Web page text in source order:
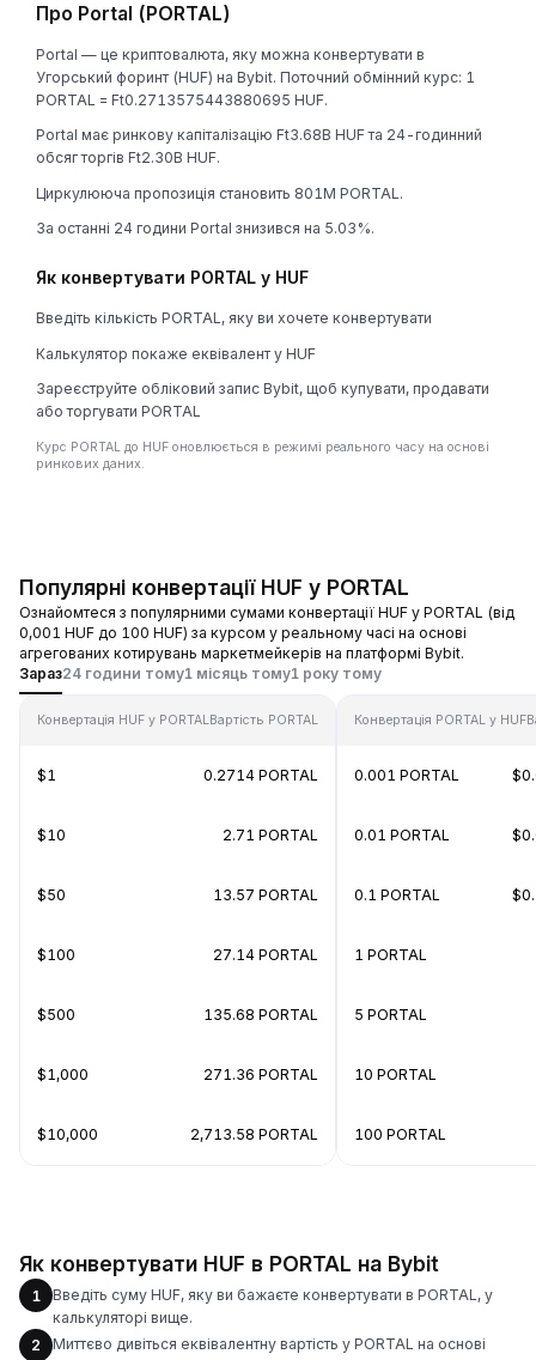
Про Portal (PORTAL)
Portal — це криптовалюта, яку можна конвертувати в
Угорський форинт (HUF) на Bybit. Поточний обмінний курс: 1
PORTAL = Ft0.2713575443880695 HUF.
Portal має ринкову капіталізацію Ft3.68B HUF та 24-годинний
обсяг торгів Ft2.30B HUF.
Циркулююча пропозиція становить 801M PORTAL.
За останні 24 години Portal знизився на 5.03%.
Як конвертувати PORTAL у HUF
Введіть кількість PORTAL, яку ви хочете конвертувати
Калькулятор покаже еквівалент у HUF
Зареєструйте обліковий запис Bybit, щоб купувати, продавати
або торгувати PORTAL
Курс PORTAL до HUF оновлюється в режимі реального часу на основі
ринкових даних.
Популярні конвертації HUF у PORTAL
Ознайомтеся з популярними сумами конвертації HUF у PORTAL (від
0,001 HUF до 100 HUF) за курсом у реальному часі на основі
агрегованих котирувань маркетмейкерів на платформі Bybit.
Зараз24 години тому1 місяць тому1 року тому
Конвертація HUF у PORTALВартість PORTAL
$1 0.2714 PORTAL
$10 2.71 PORTAL
$50 13.57 PORTAL
$100 27.14 PORTAL
$500 135.68 PORTAL
$1,000 271.36 PORTAL
$10,000 2,713.58 PORTAL
Конвертація PORTAL у HUF
0.001 PORTAL
0.01 PORTAL
0.1 PORTAL
1 PORTAL
5 PORTAL
10 PORTAL
100 PORTAL
Як конвертувати HUF в PORTAL на Bybit
1
Введіть суму HUF, яку ви бажаєте конвертувати в PORTAL, у
калькуляторі вище.
2
Миттєво дивіться еквівалентну вартість у PORTAL на основі